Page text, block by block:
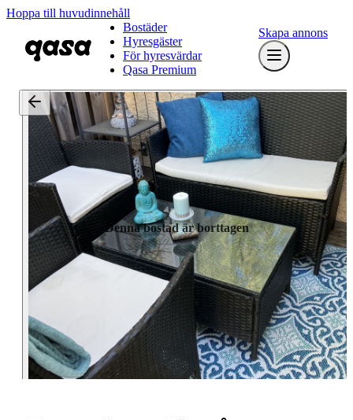
Hoppa till huvudinnehåll
Bostäder
Hyresgäster
För hyresvärdar
Qasa Premium
Skapa annons
Denna bostad är borttagen